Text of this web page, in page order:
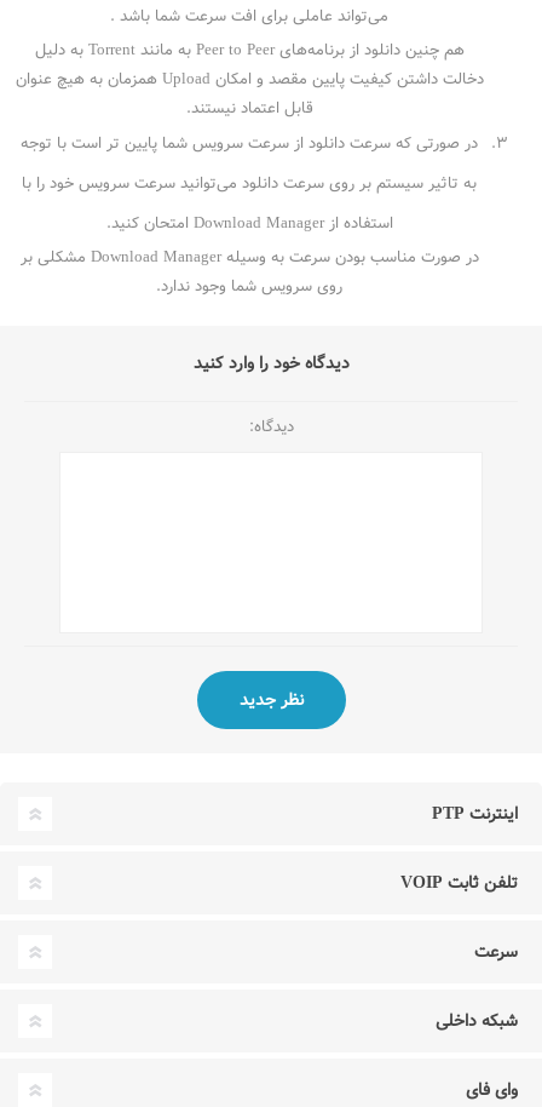
می‌تواند عاملی برای افت سرعت شما باشد .
هم چنین دانلود از برنامه‌های Peer to Peer به مانند Torrent به دلیل
دخالت داشتن کیفیت پایین مقصد و امکان Upload همزمان به هیچ عنوان
قابل اعتماد نیستند.
در صورتی که سرعت دانلود از سرعت سرویس شما پایین تر است با توجه
به تاثیر سیستم بر روی سرعت دانلود می‌توانید سرعت سرویس خود را با
استفاده از Download Manager امتحان کنید.
در صورت مناسب بودن سرعت به وسیله Download Manager مشکلی بر
روی سرویس شما وجود ندارد.
دیدگاه خود را وارد کنید
دیدگاه:
اینترنت PTP
تلفن ثابت VOIP
سرعت
شبکه داخلی
وای فای